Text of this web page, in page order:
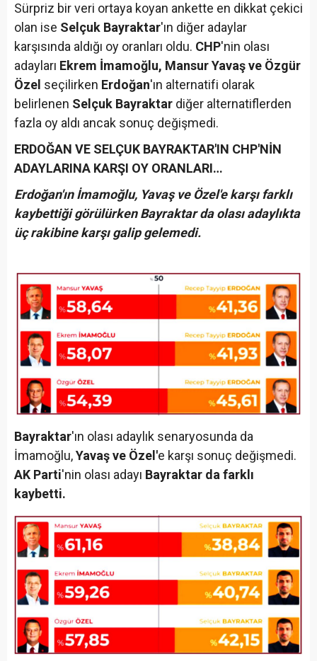
Sürpriz bir veri ortaya koyan ankette en dikkat çekici
olan ise Selçuk Bayraktar'ın diğer adaylar
karşısında aldığı oy oranları oldu. CHP'nin olası
adayları Ekrem İmamoğlu, Mansur Yavaş ve Özgür
Özel seçilirken Erdoğan'ın alternatifi olarak
belirlenen Selçuk Bayraktar diğer alternatiflerden
fazla oy aldı ancak sonuç değişmedi.
ERDOĞAN VE SELÇUK BAYRAKTAR'IN CHP'NİN
ADAYLARINA KARŞI OY ORANLARI…
Erdoğan'ın İmamoğlu, Yavaş ve Özel'e karşı farklı
kaybettiği görülürken Bayraktar da olası adaylıkta
üç rakibine karşı galip gelemedi.
Bayraktar'ın olası adaylık senaryosunda da
İmamoğlu,Yavaş ve Özel'e karşı sonuç değişmedi.
AK Parti'nin olası adayı Bayraktar da farklı
kaybetti.